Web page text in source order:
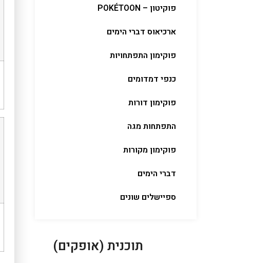
פוקיטון – POKÉTOON
ארכיאוס דברי הימים
פוקימון התפתחויות
כנפי דמדומים
פוקימון דורות
התפתחות מגה
פוקימון מקורות
דברי הימים
ספיישלים שונים
תוכנית (אופקים)